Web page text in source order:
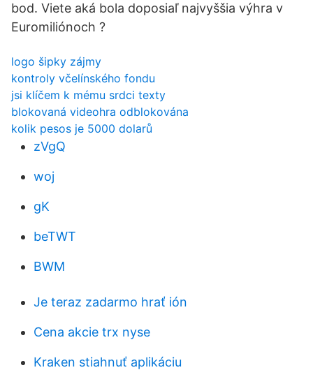
bod. Viete aká bola doposiaľ najvyššia výhra v
Euromiliónoch ?
logo šipky zájmy
kontroly včelínského fondu
jsi klíčem k mému srdci texty
blokovaná videohra odblokována
kolik pesos je 5000 dolarů
zVgQ
woj
gK
beTWT
BWM
Je teraz zadarmo hrať ión
Cena akcie trx nyse
Kraken stiahnuť aplikáciu